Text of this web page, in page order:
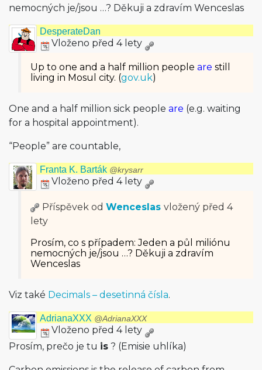
nemocných je/jsou …? Děkuji a zdravím Wenceslas
DesperateDan
Vloženo před 4 lety
Up to one and a half million people are still
living in Mosul city. (gov.uk)
One and a half million sick people are (e.g. waiting
for a hospital appointment).
“People” are countable,
Franta K. Barták @krysarr
Vloženo před 4 lety
Příspěvek od Wenceslas vložený před 4
lety
Prosím, co s případem: Jeden a půl miliónu
nemocných je/jsou …? Děkuji a zdravím
Wenceslas
Viz také Decimals – desetinná čísla.
AdrianaXXX @AdrianaXXX
Vloženo před 4 lety
Prosím, prečo je tu is ? (Emisie uhlíka)